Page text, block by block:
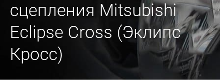
сцепления Mitsubishi
Eclipse Cross (Эклипс
Кросс)